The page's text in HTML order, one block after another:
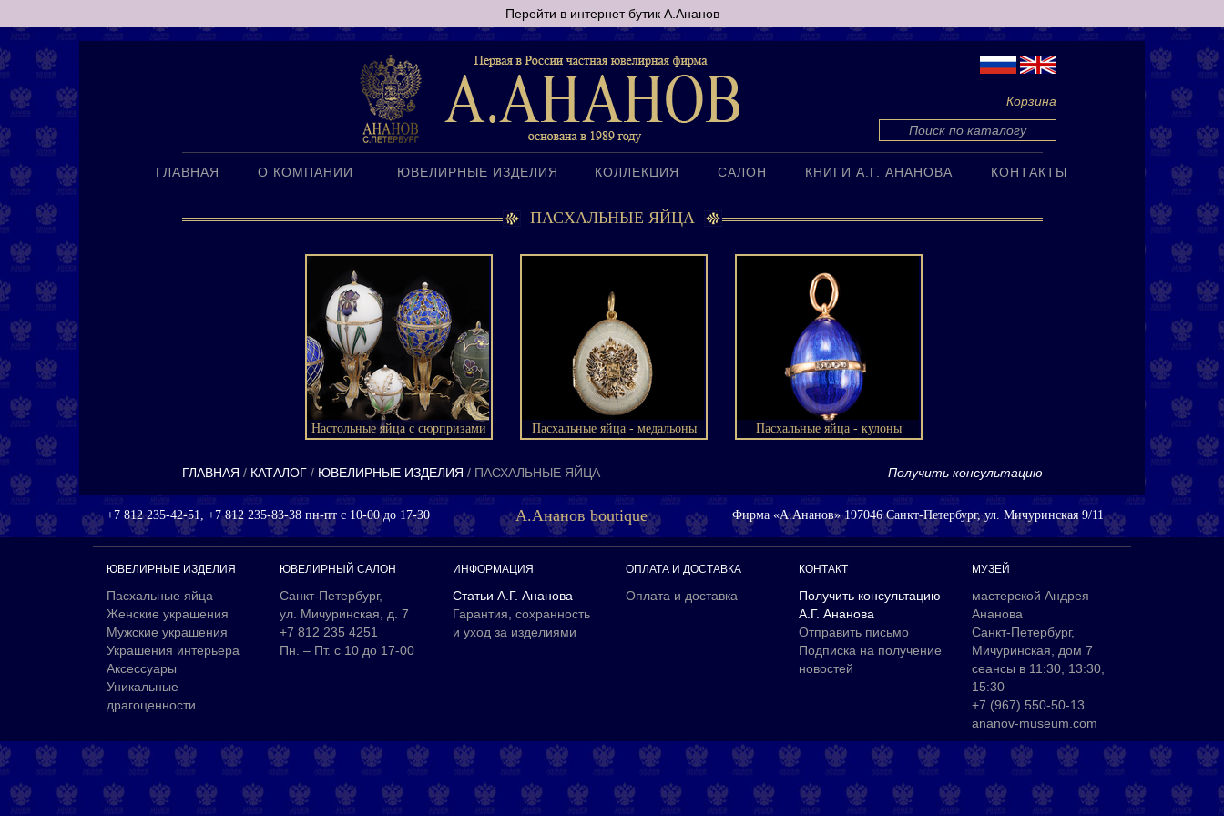
Перейти в интернет бутик А.Ананов
Корзина
ГЛАВНАЯ О КОМПАНИИ ЮВЕЛИРНЫЕ ИЗДЕЛИЯ КОЛЛЕКЦИЯ САЛОН КНИГИ А.Г. АНАНОВА КОНТАКТЫ
ПАСХАЛЬНЫЕ ЯЙЦА
Настольные яйца с сюрпризами Пасхальные яйца - медальоны Пасхальные яйца - кулоны
ГЛАВНАЯ КАТАЛОГ ЮВЕЛИРНЫЕ ИЗДЕЛИЯ ПАСХАЛЬНЫЕ ЯЙЦА Получить консультацию
+7 812 235-42-51, +7 812 235-83-38 пн-пт с 10-00 до 17-30 А.Ананов boutique Фирма «А.Ананов» 197046 Санкт-Петербург, ул. Мичуринская 9/11
ЮВЕЛИРНЫЕ ИЗДЕЛИЯ
Пасхальные яйца
Женские украшения
Мужские украшения
Украшения интерьера
Аксессуары
Уникальные
драгоценности
ЮВЕЛИРНЫЙ САЛОН
Санкт-Петербург,
ул. Мичуринская, д. 7
+7 812 235 4251
Пн. – Пт. с 10 до 17-00
ИНФОРМАЦИЯ
Статьи А.Г. Ананова
Гарантия, сохранность
и уход за изделиями
ОПЛАТА И ДОСТАВКА
Оплата и доставка
КОНТАКТ
Получить консультацию
А.Г. Ананова
Отправить письмо
Подписка на получение
новостей
МУЗЕЙ
мастерской Андрея
Ананова
Санкт-Петербург,
Мичуринская, дом 7
сеансы в 11:30, 13:30,
15:30
+7 (967) 550-50-13
ananov-museum.com